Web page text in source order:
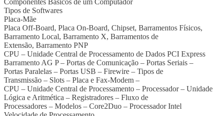
Componentes Básicos de um Computador
Tipos de Softwares
Placa-Mãe
Placa Off-Board, Placa On-Board, Chipset, Barramentos Físicos,
Barramento Local, Barramento X, Barramentos de
Extensão, Barramento PNP
CPU – Unidade Central de Processamento de Dados PCI Express
Barramento AG P – Portas de Comunicação – Portas Seriais –
Portas Paralelas – Portas USB – Firewire – Tipos de
Transmissão – Slots – Placa e Fax-Modem –
CPU – Unidade Central de Processamento – Processador – Unidade
Lógica e Aritmética – Registradores – Fluxo de
Processadores – Modelos – Core2Duo – Processador Intel